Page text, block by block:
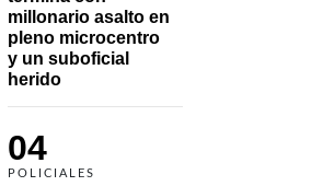
millonario asalto en
pleno microcentro
y un suboficial
herido
04
POLICIALES